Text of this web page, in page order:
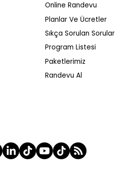
Anahtar kelime
çakışmasını önleme
rehberi
Online Randevu
Planlar Ve Ücretler
Sıkça Sorulan Sorular
Program Listesi
Paketlerimiz
Randevu Al